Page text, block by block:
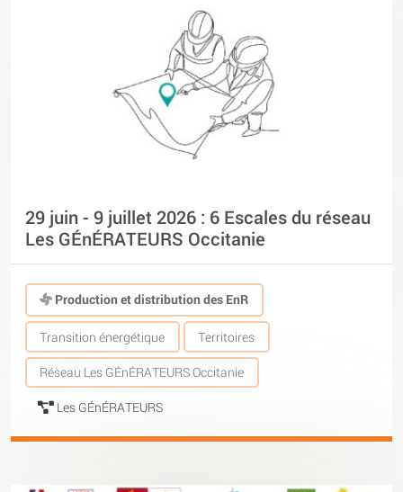
29 juin - 9 juillet 2026 : 6 Escales du réseau
Les GÉnÉRATEURS Occitanie
Production et distribution des EnR
Transition énergétique Territoires
Réseau Les GÉnÉRATEURS Occitanie
Les GÉnÉRATEURS